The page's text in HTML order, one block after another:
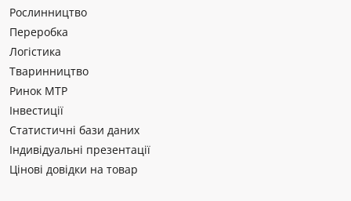
Рослинництво
Переробка
Логістика
Тваринництво
Ринок МТР
Інвестиції
Статистичні бази даних
Індивідуальні презентації
Цінові довідки на товар